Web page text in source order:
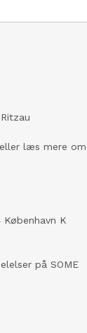
læs mere om
København K
på SOME